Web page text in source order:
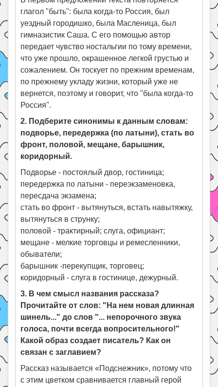
глагол "быть": была когда-то Россия, был
уездный городишко, была Масленица, был
гимназистик Саша. С его помощью автор
передает чувство ностальгии по тому времени,
что уже прошло, окрашенное легкой грустью и
сожалением. Он тоскует по прежним временам,
по прежнему укладу жизни, который уже не
вернется, поэтому и говорит, что "была когда-то
Россия".
2. Подберите синонимы к данным словам:
подворье, передержка (по латыни), стать во
фронт, половой, мещане, барышник,
коридорный.
Подворье - постоялый двор, гостиница;
передержка по латыни - переэкзаменовка,
пересдача экзамена;
стать во фронт - вытянуться, встать навытяжку,
вытянуться в струнку;
половой - трактирный; слуга, официант;
мещане - мелкие торговцы и ремесленники,
обыватели;
барышник -перекупщик, торговец;
коридорный - слуга в гостинице, дежурный.
3. В чем смысл названия рассказа?
Прочитайте от слов: "На нем новая длинная
шинель..." до слов "... непорочного звука
голоса, почти всегда вопросительного!"
Какой образ создает писатель? Как он
связан с заглавием?
Рассказ называется «Подснежник», потому что
с этим цветком сравнивается главный герой